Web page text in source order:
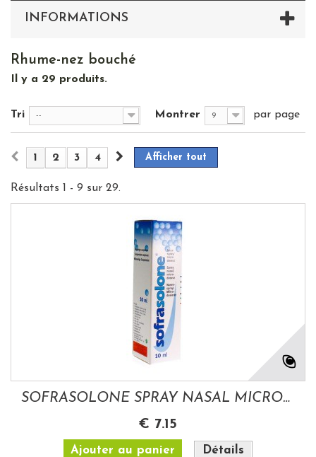
INFORMATIONS
Rhume-nez bouché
Il y a 29 produits.
Tri -- Montrer 9 par page
Afficher tout
1 2 3 4
Résultats 1 - 9 sur 29.
SOFRASOLONE SPRAY NASAL MICRODOSEUR 10ML
€ 7.15
Ajouter au panier Détails